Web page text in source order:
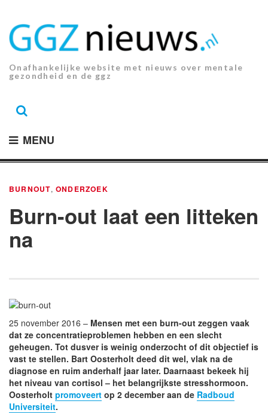
inhoud.
Onafhankelijke website met nieuws over mentale
gezondheid en de ggz
MENU
BURNOUT, ONDERZOEK
Burn-out laat een litteken
na
25 november 2016 – Mensen met een burn-out zeggen vaak
dat ze concentratieproblemen hebben en een slecht
geheugen. Tot dusver is weinig onderzocht of dit objectief is
vast te stellen. Bart Oosterholt deed dit wel, vlak na de
diagnose en ruim anderhalf jaar later. Daarnaast bekeek hij
het niveau van cortisol – het belangrijkste stresshormoon.
Oosterholt promoveert op 2 december aan de Radboud
Universiteit.